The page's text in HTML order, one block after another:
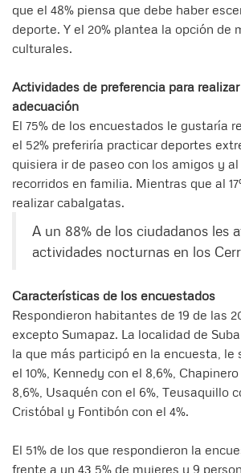
que el 48% piensa que debe haber
deporte. Y el 20% plantea la opción de
culturales.
Actividades de preferencia para
adecuación
El 75% de los encuestados le gustaría
el 52% preferiría practicar deportes
quisiera ir de paseo con los amigos y
recorridos en familia. Mientras que al
realizar cabalgatas.
A un 88% de los ciudadanos les
actividades nocturnas en los
Características de los encuestados
Respondieron habitantes de 19 de las
excepto Sumapaz. La localidad de Suba
la que más participó en la encuesta, le
el 10%, Kennedy con el 8,6%,
8,6%, Usaquén con el 6%, Teusaquillo
Cristóbal y Fontibón con el 4%.
El 51% de los que respondieron la
frente a un 43,5% de mujeres y 9